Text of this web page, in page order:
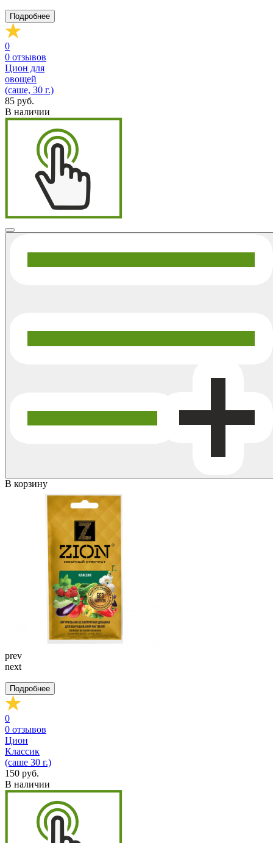
Подробнее
0
0 отзывов
Цион для
овощей
(саше, 30 г.)
85 руб.
В наличии
В корзину
prev
next
Подробнее
0
0 отзывов
Цион
Классик
(саше 30 г.)
150 руб.
В наличии